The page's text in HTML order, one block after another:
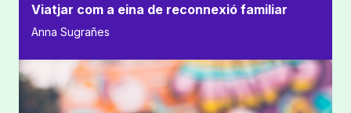
Viatjar com a eina de reconnexió familiar
Anna Sugrañes